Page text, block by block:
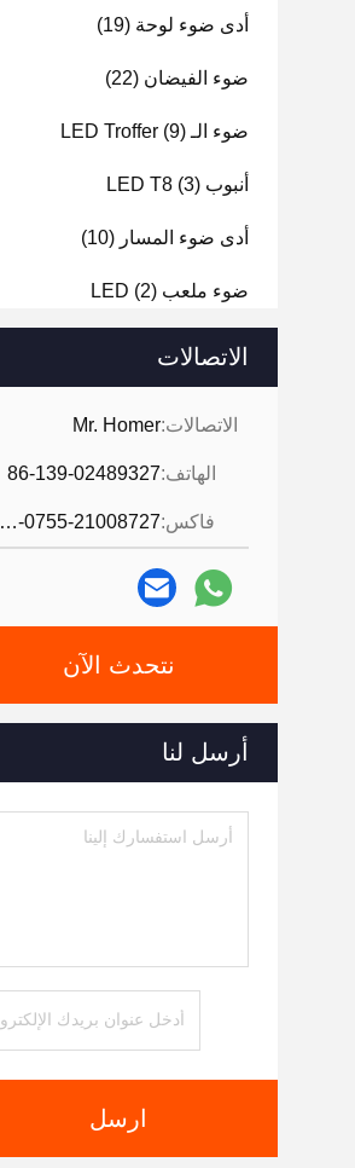
أدى ضوء لوحة (19)
ضوء الفيضان (22)
ضوء الـ LED Troffer (9)
أنبوب LED T8 (3)
أدى ضوء المسار (10)
ضوء ملعب LED (2)
ضوء الـ LED (3)
الاتصالات
الاتصالات:Mr. Homer
الهاتف:86-139-02489327
فاكس: 86-0755-21008727
نتحدث الآن
أرسل لنا
ارسل